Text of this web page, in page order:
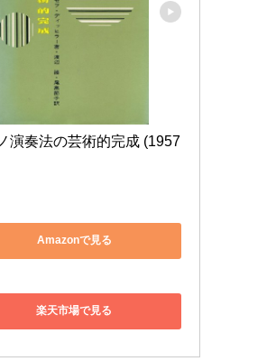
演奏法の芸術的完成 (1957
楽天市場で見る